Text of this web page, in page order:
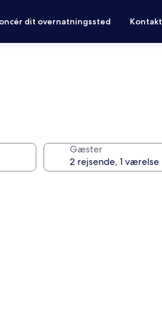
dit overnatningssted
Gæster